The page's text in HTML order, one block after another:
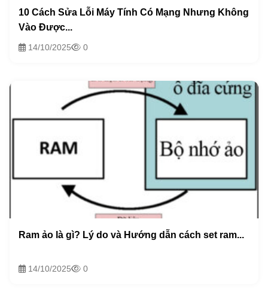
10 Cách Sửa Lỗi Máy Tính Có Mạng Nhưng Không
Vào Được...
14/10/2025 0
Ram ảo là gì? Lý do và Hướng dẫn cách set ram...
14/10/2025 0